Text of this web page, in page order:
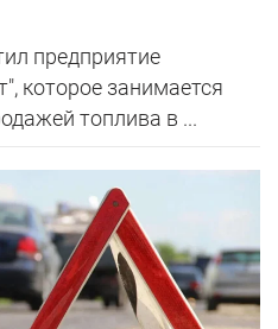
предприятие
которое занимается
топлива в ...